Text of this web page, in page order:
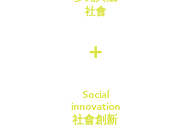
​社會
+
Social
innovation
社會創新